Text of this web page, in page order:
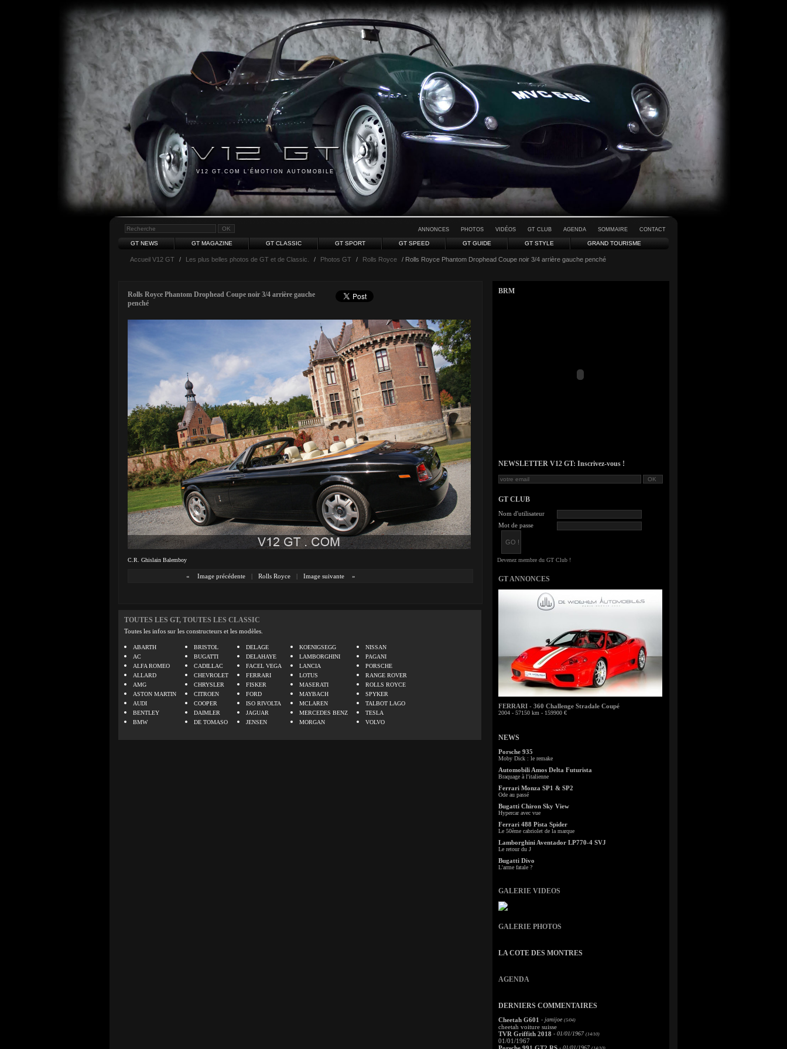
V12 GT.COM L'ÉMOTION AUTOMOBILE
ANNONCES PHOTOS VIDÉOS GT CLUB AGENDA SOMMAIRE CONTACT
GT NEWS GT MAGAZINE GT CLASSIC GT SPORT GT SPEED GT GUIDE GT STYLE GRAND TOURISME
Accueil V12 GT / Les plus belles photos de GT et de Classic. / Photos GT / Rolls Royce / Rolls Royce Phantom Drophead Coupe noir 3/4 arrière gauche penché
Rolls Royce Phantom Drophead Coupe noir 3/4 arrière gauche
penché
C.R. Ghislain Balemboy
« Image précédente | Rolls Royce | Image suivante »
TOUTES LES GT, TOUTES LES CLASSIC
Toutes les infos sur les constructeurs et les modèles.
ABARTH
AC
ALFA ROMEO
ALLARD
AMG
ASTON MARTIN
AUDI
BENTLEY
BMW
BRISTOL
BUGATTI
CADILLAC
CHEVROLET
CHRYSLER
CITROEN
COOPER
DAIMLER
DE TOMASO
DELAGE
DELAHAYE
FACEL VEGA
FERRARI
FISKER
FORD
ISO RIVOLTA
JAGUAR
JENSEN
KOENIGSEGG
LAMBORGHINI
LANCIA
LOTUS
MASERATI
MAYBACH
MCLAREN
MERCEDES BENZ
MORGAN
NISSAN
PAGANI
PORSCHE
RANGE ROVER
ROLLS ROYCE
SPYKER
TALBOT LAGO
TESLA
VOLVO
BRM
NEWSLETTER V12 GT: Inscrivez-vous !
GT CLUB
Nom d'utilisateur
Mot de passe
GT ANNONCES
FERRARI - 360 Challenge Stradale Coupé
2004 - 57150 km - 159900 €
NEWS
Porsche 935
Moby Dick : le remake
Automobili Amos Delta Futurista
Braquage à l'italienne
Ferrari Monza SP1 & SP2
Ode au passé
Bugatti Chiron Sky View
Hypercar avec vue
Ferrari 488 Pista Spider
Le 50ème cabriolet de la marque
Lamborghini Aventador LP770-4 SVJ
Le retour du J
Bugatti Divo
L'arme fatale ?
GALERIE VIDEOS
GALERIE PHOTOS
LA COTE DES MONTRES
AGENDA
DERNIERS COMMENTAIRES
Cheetah G601 - jamijoe (5/04)
cheetah voiture suisse
TVR Griffith 2018 - 01/01/1967 (14/10)
01/01/1967
- 01/01/1967